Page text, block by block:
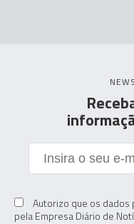
Autorizo que os
pela Empresa Diário de